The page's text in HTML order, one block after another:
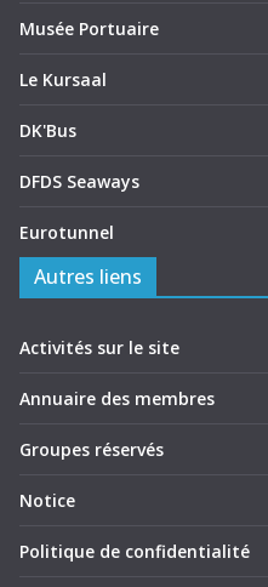
Musée Portuaire
Le Kursaal
DK'Bus
DFDS Seaways
Eurotunnel
Autres liens
Activités sur le site
Annuaire des membres
Groupes réservés
Notice
Politique de confidentialité